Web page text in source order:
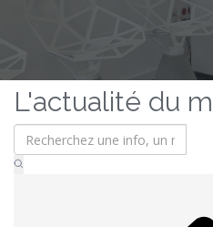
L'actualité du